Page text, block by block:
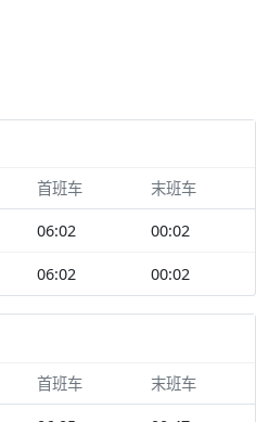
首班车 末班车
06:02 00:02
06:02 00:02
首班车 末班车